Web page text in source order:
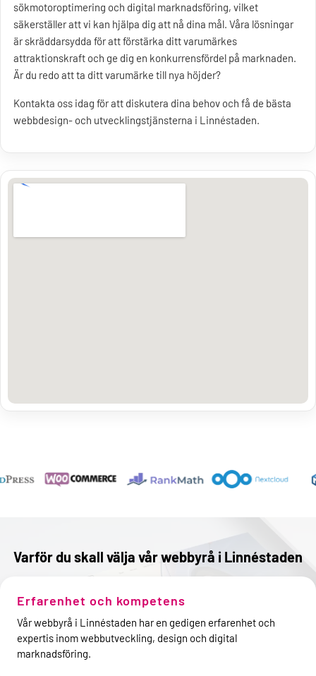
sökmotoroptimering och digital marknadsföring, vilket
säkerställer att vi kan hjälpa dig att nå dina mål. Våra lösningar
är skräddarsydda för att förstärka ditt varumärkes
attraktionskraft och ge dig en konkurrensfördel på marknaden.
Är du redo att ta ditt varumärke till nya höjder?
Kontakta oss idag för att diskutera dina behov och få de bästa
webbdesign- och utvecklingstjänsterna i Linnéstaden.
Varför du skall välja vår webbyrå i Linnéstaden
Erfarenhet och kompetens
Vår webbyrå i Linnéstaden har en gedigen erfarenhet och
expertis inom webbutveckling, design och digital
marknadsföring.